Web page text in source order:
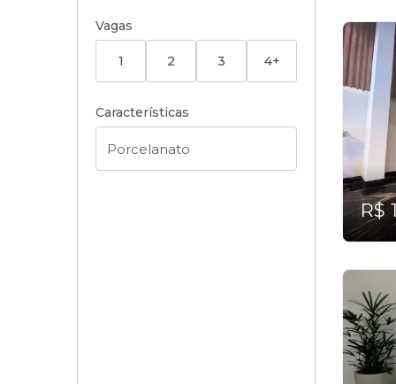
Vagas
1 2 3 4+
Características
R$